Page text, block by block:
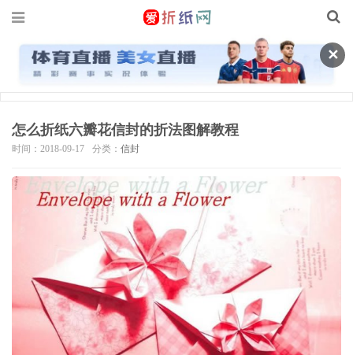
✕
怎么折纸六瓣花信封的折法图解教程
时间：2018-09-17 分类： 信封